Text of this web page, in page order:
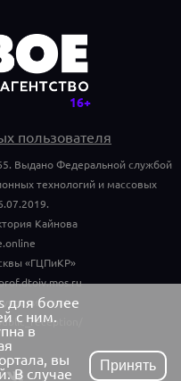
пользователя
Выдано Федеральной службой
технологий и массовых
Кайнова
«ГЦПиКР»
для более
с ним.
в
вы
В случае
Принять